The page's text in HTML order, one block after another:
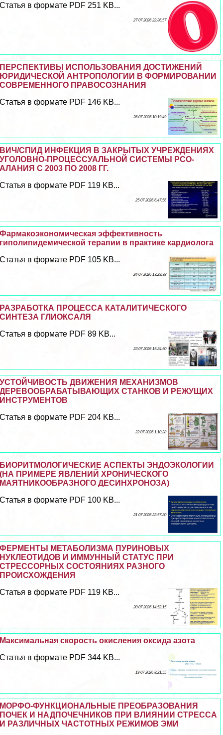
Статья в формате PDF 251 KB...
27 07 2026 22:36:57
ПЕРСПЕКТИВЫ ИСПОЛЬЗОВАНИЯ ДОСТИЖЕНИЙ
ЮРИДИЧЕСКОЙ АНТРОПОЛОГИИ В ФОРМИРОВАНИИ
СОВРЕМЕННОГО ПРАВОСОЗНАНИЯ
Статья в формате PDF 146 KB...
26 07 2026 10:19:49
ВИЧ/СПИД ИНФЕКЦИЯ В ЗАКРЫТЫХ УЧРЕЖДЕНИЯХ
УГОЛОВНО-ПРОЦЕССУАЛЬНОЙ СИСТЕМЫ РСО-
АЛАНИЯ С 2003 ПО 2008 ГГ.
Статья в формате PDF 119 KB...
25 07 2026 6:47:56
Фармакоэкономическая эффективность
гиполипидемической терапии в пpaктике кардиолога
Статья в формате PDF 105 KB...
24 07 2026 13:29:38
РАЗРАБОТКА ПРОЦЕССА КАТАЛИТИЧЕСКОГО
СИНТЕЗА ГЛИОКСАЛЯ
Статья в формате PDF 89 KB...
23 07 2026 15:24:50
УСТОЙЧИВОСТЬ ДВИЖЕНИЯ МЕХАНИЗМОВ
ДЕРЕВООБРАБАТЫВАЮЩИХ СТАНКОВ И РЕЖУЩИХ
ИНСТРУМЕНТОВ
Статья в формате PDF 204 KB...
22 07 2026 1:10:28
БИОРИТМОЛОГИЧЕСКИЕ АСПЕКТЫ ЭНДОЭКОЛОГИИ
(НА ПРИМЕРЕ ЯВЛЕНИЙ ХРОНИЧЕСКОГО
МАЯТНИКООБРАЗНОГО ДЕСИНХРОНОЗА)
Статья в формате PDF 100 KB...
21 07 2026 22:57:30
ФЕРМЕНТЫ МЕТАБОЛИЗМА ПУРИНОВЫХ
НУКЛЕОТИДОВ И ИММУННЫЙ СТАТУС ПРИ
СТРЕССОРНЫХ СОСТОЯНИЯХ РАЗНОГО
ПРОИСХОЖДЕНИЯ
Статья в формате PDF 119 KB...
20 07 2026 14:52:15
Максимальная скорость окисления оксида азота
Статья в формате PDF 344 KB...
19 07 2026 8:21:55
МОРФО-ФУНКЦИОНАЛЬНЫЕ ПРЕОБРАЗОВАНИЯ
ПОЧЕК И НАДПОЧЕЧНИКОВ ПРИ ВЛИЯНИИ СТРЕССА
И РАЗЛИЧНЫХ ЧАСТОТНЫХ РЕЖИМОВ ЭМИ